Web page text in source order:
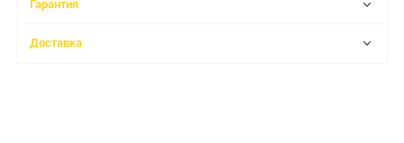
Гарантия
Доставка